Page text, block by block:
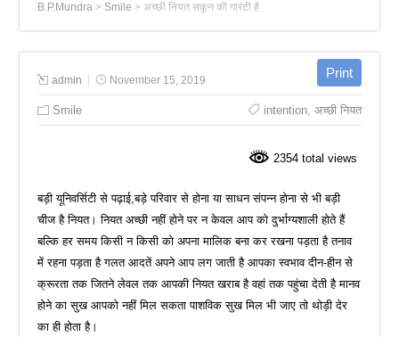
B.P.Mundra > Smile >अच्छी नियत सकून की गारंटी है
admin November 15, 2019
Smile intention, अच्छी नियत
2354 total views
बड़ी यूनिवर्सिटी से पढ़ाई,बड़े परिवार से होना या साधन संपन्न होना से भी बड़ी
चीज है नियत। नियत अच्छी नहीं होने पर न केवल आप को दुर्भाग्यशाली होते हैं
बल्कि हर समय किसी न किसी को अपना मालिक बना कर रखना पड़ता है तनाव
में रहना पड़ता है गलत आदतें अपने आप लग जाती है आपका स्वभाव दीन-हीन से
क्रूरता तक जितने लेवल तक आपकी नियत खराब है वहां तक पहुंचा देती है मानव
होने का सुख आपको नहीं मिल सकता पाशविक सुख मिल भी जाए तो थोड़ी देर
का ही होता है।